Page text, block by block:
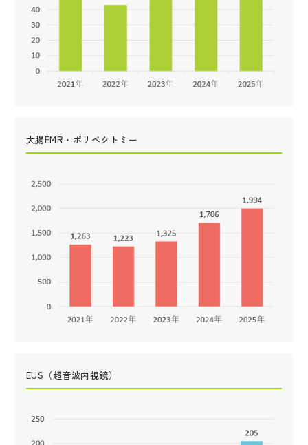
大腸EMR・ポリペクトミー
EUS（超音波内視鏡）